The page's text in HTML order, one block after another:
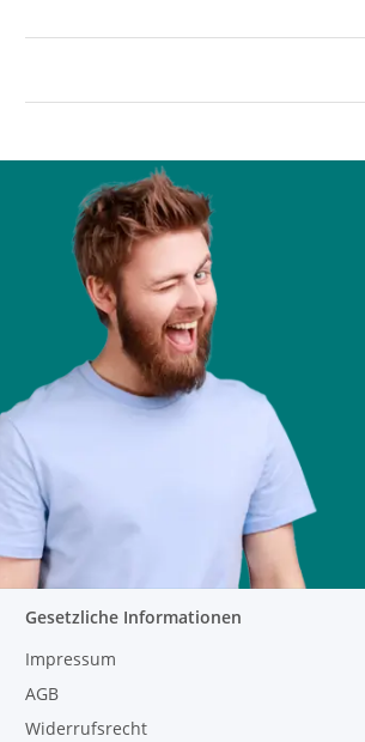
Gesetzliche Informationen
Impressum
AGB
Widerrufsrecht